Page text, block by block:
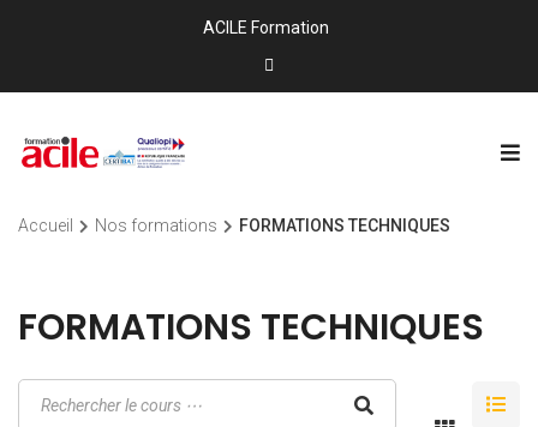
ACILE Formation
Accueil Nos formations FORMATIONS TECHNIQUES
FORMATIONS TECHNIQUES